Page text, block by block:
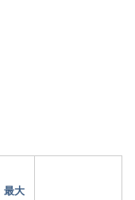
最大